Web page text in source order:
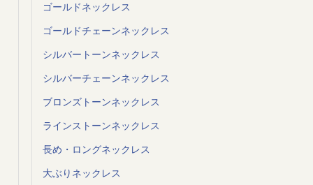
ゴールドネックレス
ゴールドチェーンネックレス
シルバートーンネックレス
シルバーチェーンネックレス
ブロンズトーンネックレス
ラインストーンネックレス
長め・ロングネックレス
大ぶりネックレス